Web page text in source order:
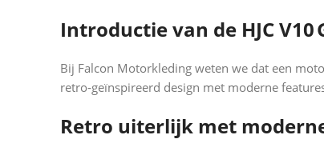
Introductie van de HJC V10
Bij Falcon Motorkleding weten we dat een
retro‑geïnspireerd design met moderne
Retro uiterlijk met